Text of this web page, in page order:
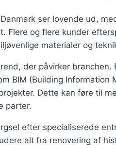
ser lovende ud,
og flere kunder
materialer og
der påvirker branchen.
BIM (Building Information
Dette kan føre til
parter.
efter specialiserede
alt fra renovering af